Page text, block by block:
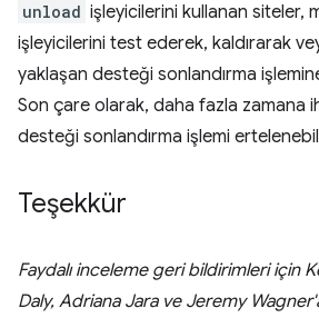
unload işleyicilerini kullanan siteler,
işleyicilerini test ederek, kaldırarak
yaklaşan desteği sonlandırma işlemine
Son çare olarak, daha fazla zamana
desteği sonlandırma işlemi
Teşekkür
Faydalı inceleme geri bildirimleri için
Daly, Adriana Jara ve Jeremy